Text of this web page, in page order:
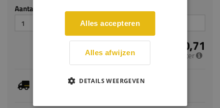
Aantal stuks
€ 10,71
per meter
Je hebt gekozen voor maatwerk, de verwachte
Alles accepteren
Alles afwijzen
DETAILS WEERGEVEN